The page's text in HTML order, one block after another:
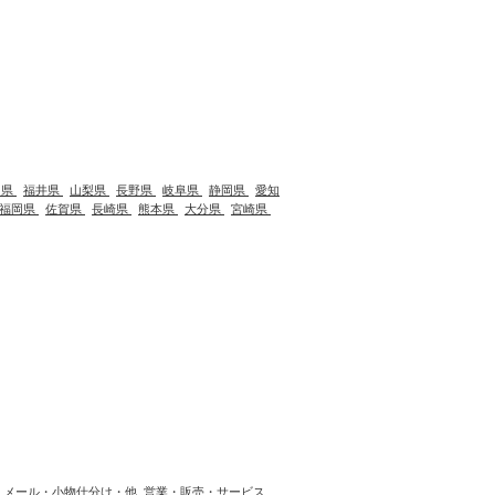
福井県 山梨県 長野県 岐阜県 静岡県
愛知
福岡県
佐賀県 長崎県 熊本県 大分県 宮崎県
メール・小物仕分け・他 営業・販売・サービス